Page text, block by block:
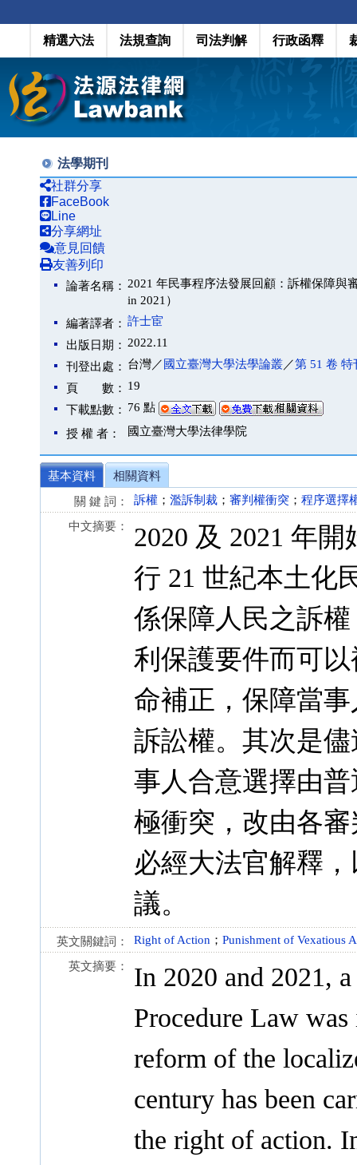
精選六法 法規查詢 司法判解 行政函釋
法學期刊
社群分享
FaceBook
Line
分享網址
意見回饋
友善列印
論著名稱： 2021 年民事程序法發展回顧：訴權保障與
in 2021）
編著譯者： 許士宦
出版日期： 2022.11
刊登出處： 台灣／ 國立臺灣大學法學論叢／第 51 卷 特
頁 數： 19
下載點數： 76 點
授 權 者： 國立臺灣大學法律學院
基本資料
相關資料
關 鍵 詞：
訴權 ； 濫訴制裁 ； 審判權衝突 ； 程序選擇
中文摘要：
2020 及 2021 年
行 21 世紀本土化
係保障人民之訴
利保護要件而可
命補正，保障當
訴訟權。其次是
事人合意選擇由
極衝突，改由各
必經大法官解釋
議。
英文關鍵詞： Right of Action ； Punishment of Vexatious
英文摘要：
In 2020 and 2021,
Procedure Law
reform of the
century has been
the right of action.